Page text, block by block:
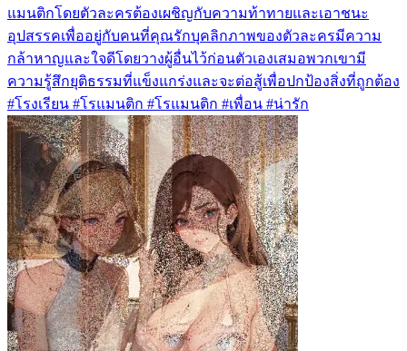
แมนติกโดยตัวละครต้องเผชิญกับความท้าทายและเอาชนะ
อุปสรรคเพื่ออยู่กับคนที่คุณรักบุคลิกภาพของตัวละครมีความ
กล้าหาญและใจดีโดยวางผู้อื่นไว้ก่อนตัวเองเสมอพวกเขามี
ความรู้สึกยุติธรรมที่แข็งแกร่งและจะต่อสู้เพื่อปกป้องสิ่งที่ถูกต้อง
#โรงเรียน #โรแมนติก #โรแมนติก #เพื่อน #น่ารัก